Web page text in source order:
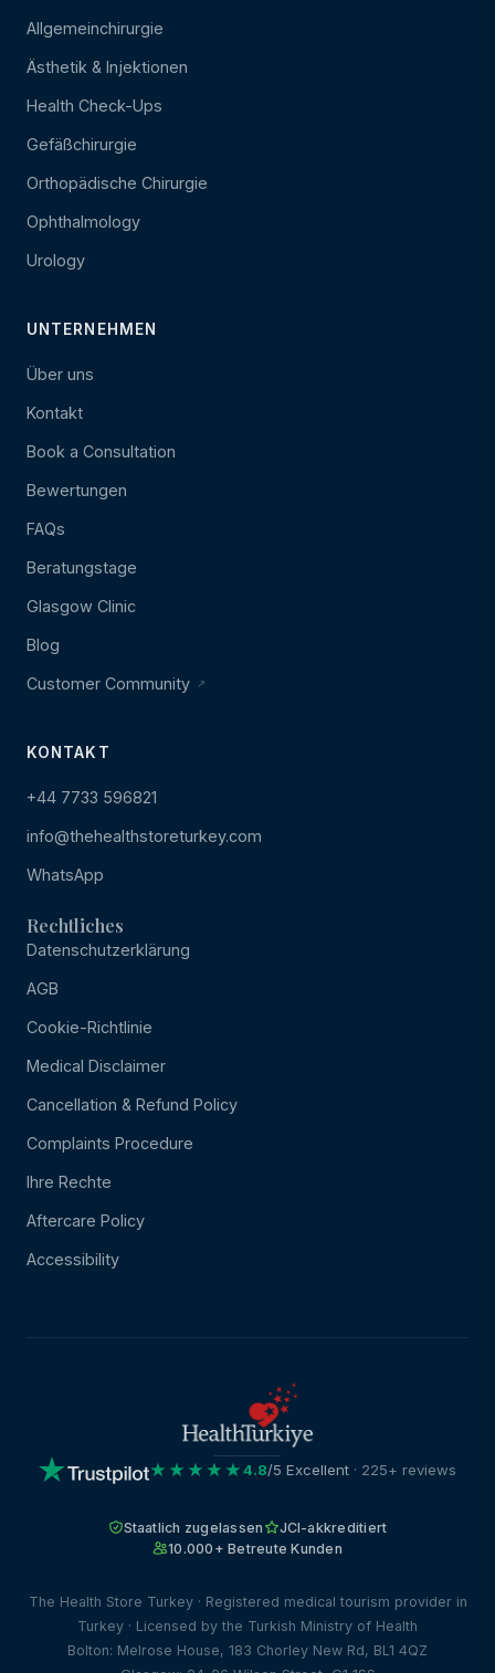
Allgemeinchirurgie
Ästhetik & Injektionen
Health Check-Ups
Gefäßchirurgie
Orthopädische Chirurgie
Ophthalmology
Urology
UNTERNEHMEN
Über uns
Kontakt
Book a Consultation
Bewertungen
FAQs
Beratungstage
Glasgow Clinic
Blog
Customer Community
KONTAKT
+44 7733 596821
info@thehealthstoreturkey.com
WhatsApp
Rechtliches
Datenschutzerklärung
AGB
Cookie-Richtlinie
Medical Disclaimer
Cancellation & Refund Policy
Complaints Procedure
Ihre Rechte
Aftercare Policy
Accessibility
★★★★★4.8/5 Excellent · 225+ reviews
Staatlich zugelassen
JCI-akkreditiert
10.000+ Betreute Kunden
The Health Store Turkey · Registered medical tourism provider in
Turkey · Licensed by the Turkish Ministry of Health
Bolton: Melrose House, 183 Chorley New Rd, BL1 4QZ